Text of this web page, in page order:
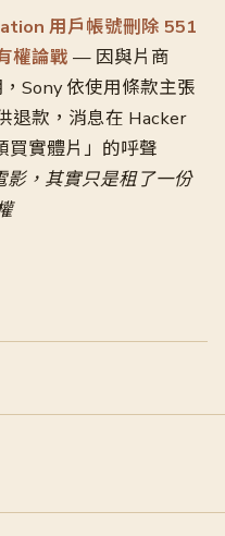
用戶帳號刪除 551
權論戰 — 因與片商
Sony 依使用條款主張
退款，消息在 Hacker
買實體片」的呼聲
影，其實只是租了一份